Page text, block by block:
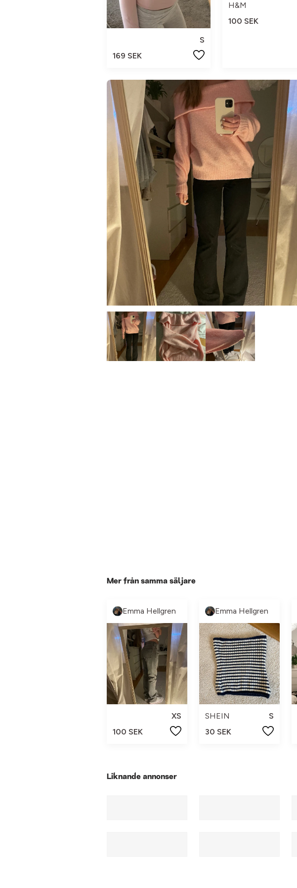
S
169 SEK
H&M
100 SEK
Mer från samma säljare
Emma Hellgren
XS
100 SEK
Emma Hellgren
SHEIN
S
30 SEK
Liknande annonser